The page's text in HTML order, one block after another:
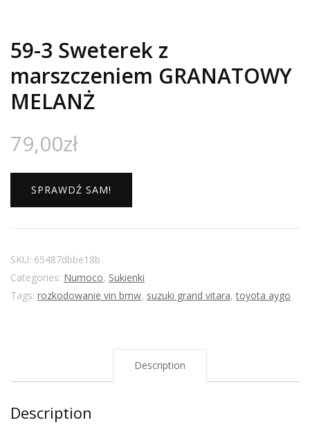
59-3 Sweterek z
marszczeniem GRANATOWY
MELANŻ
79,00zł
SPRAWDŹ SAM!
SKU: 65487dbbe18b
Categories: Numoco, Sukienki
Tags: rozkodowanie vin bmw, suzuki grand vitara,toyota aygo
Description
Description